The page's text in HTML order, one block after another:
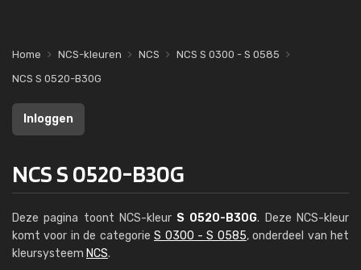
Home NCS-kleuren NCS
NCS S 0300 - S 0585
NCS S 0520-B30G
Inloggen
NCS S 0520-B30G
Deze pagina toont NCS-kleur S 0520-B30G. Deze NCS-kleur
komt voor in de categorieS 0300 - S 0585, onderdeel van het
kleursysteem NCS.